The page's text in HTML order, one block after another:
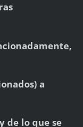
a
de lo que se